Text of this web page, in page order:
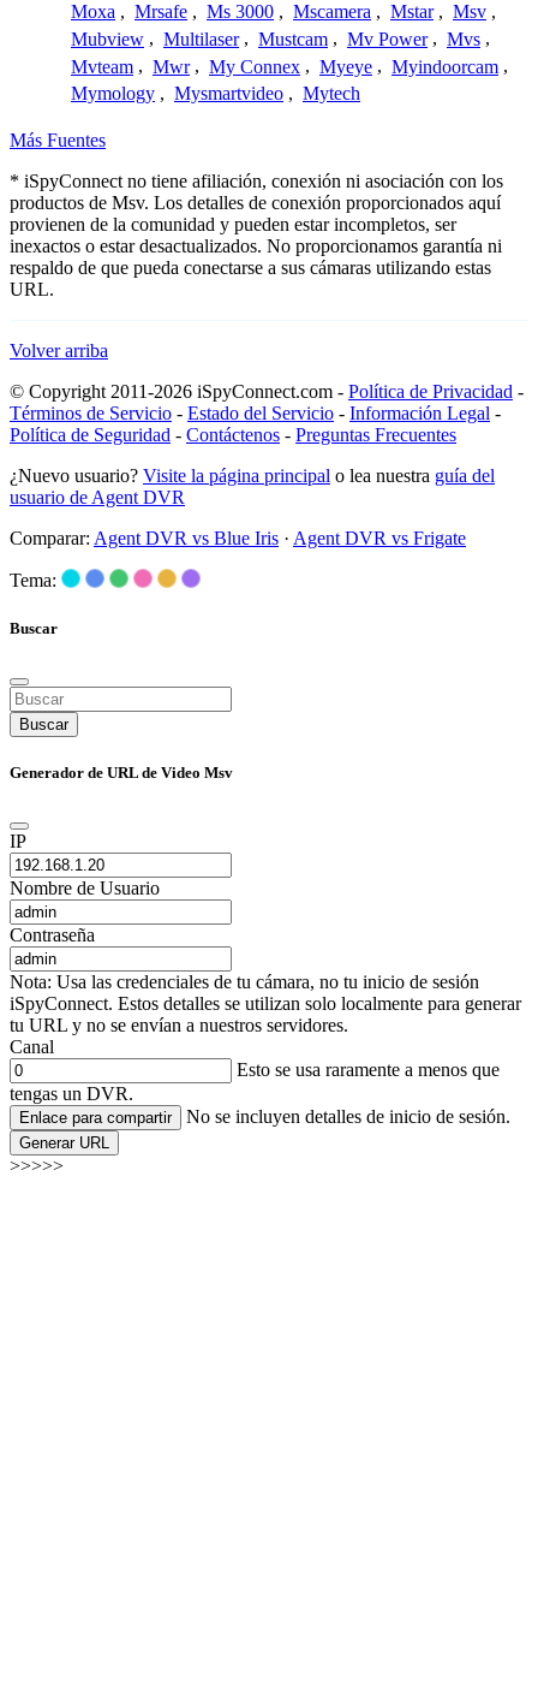
Moxa , Mrsafe , Ms 3000 , Mscamera , Mstar , Msv ,
Mubview , Multilaser , Mustcam , Mv Power , Mvs ,
Mvteam , Mwr , My Connex , Myeye , Myindoorcam ,
Mymology , Mysmartvideo , Mytech
Más Fuentes
* iSpyConnect no tiene afiliación, conexión ni asociación con los
productos de Msv. Los detalles de conexión proporcionados aquí
provienen de la comunidad y pueden estar incompletos, ser
inexactos o estar desactualizados. No proporcionamos garantía ni
respaldo de que pueda conectarse a sus cámaras utilizando estas
URL.
Volver arriba
© Copyright 2011-2026 iSpyConnect.com - Política de Privacidad -
Términos de Servicio - Estado del Servicio - Información Legal -
Política de Seguridad - Contáctenos - Preguntas Frecuentes
¿Nuevo usuario? Visite la página principal o lea nuestra guía del
usuario de Agent DVR
Comparar: Agent DVR vs Blue Iris · Agent DVR vs Frigate
Tema:
Buscar
Buscar
Generador de URL de Video Msv
IP
Nombre de Usuario
Contraseña
Nota: Usa las credenciales de tu cámara, no tu inicio de sesión
iSpyConnect. Estos detalles se utilizan solo localmente para generar
tu URL y no se envían a nuestros servidores.
Canal
Esto se usa raramente a menos que
tengas un DVR.
Enlace para compartir No se incluyen detalles de inicio de sesión.
Generar URL
>>>>>